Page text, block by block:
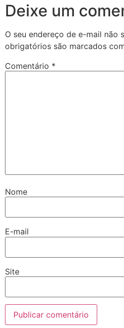
Deixe um
O seu endereço de e-mail não
obrigatórios são marcados
Comentário *
Nome
E-mail
Site